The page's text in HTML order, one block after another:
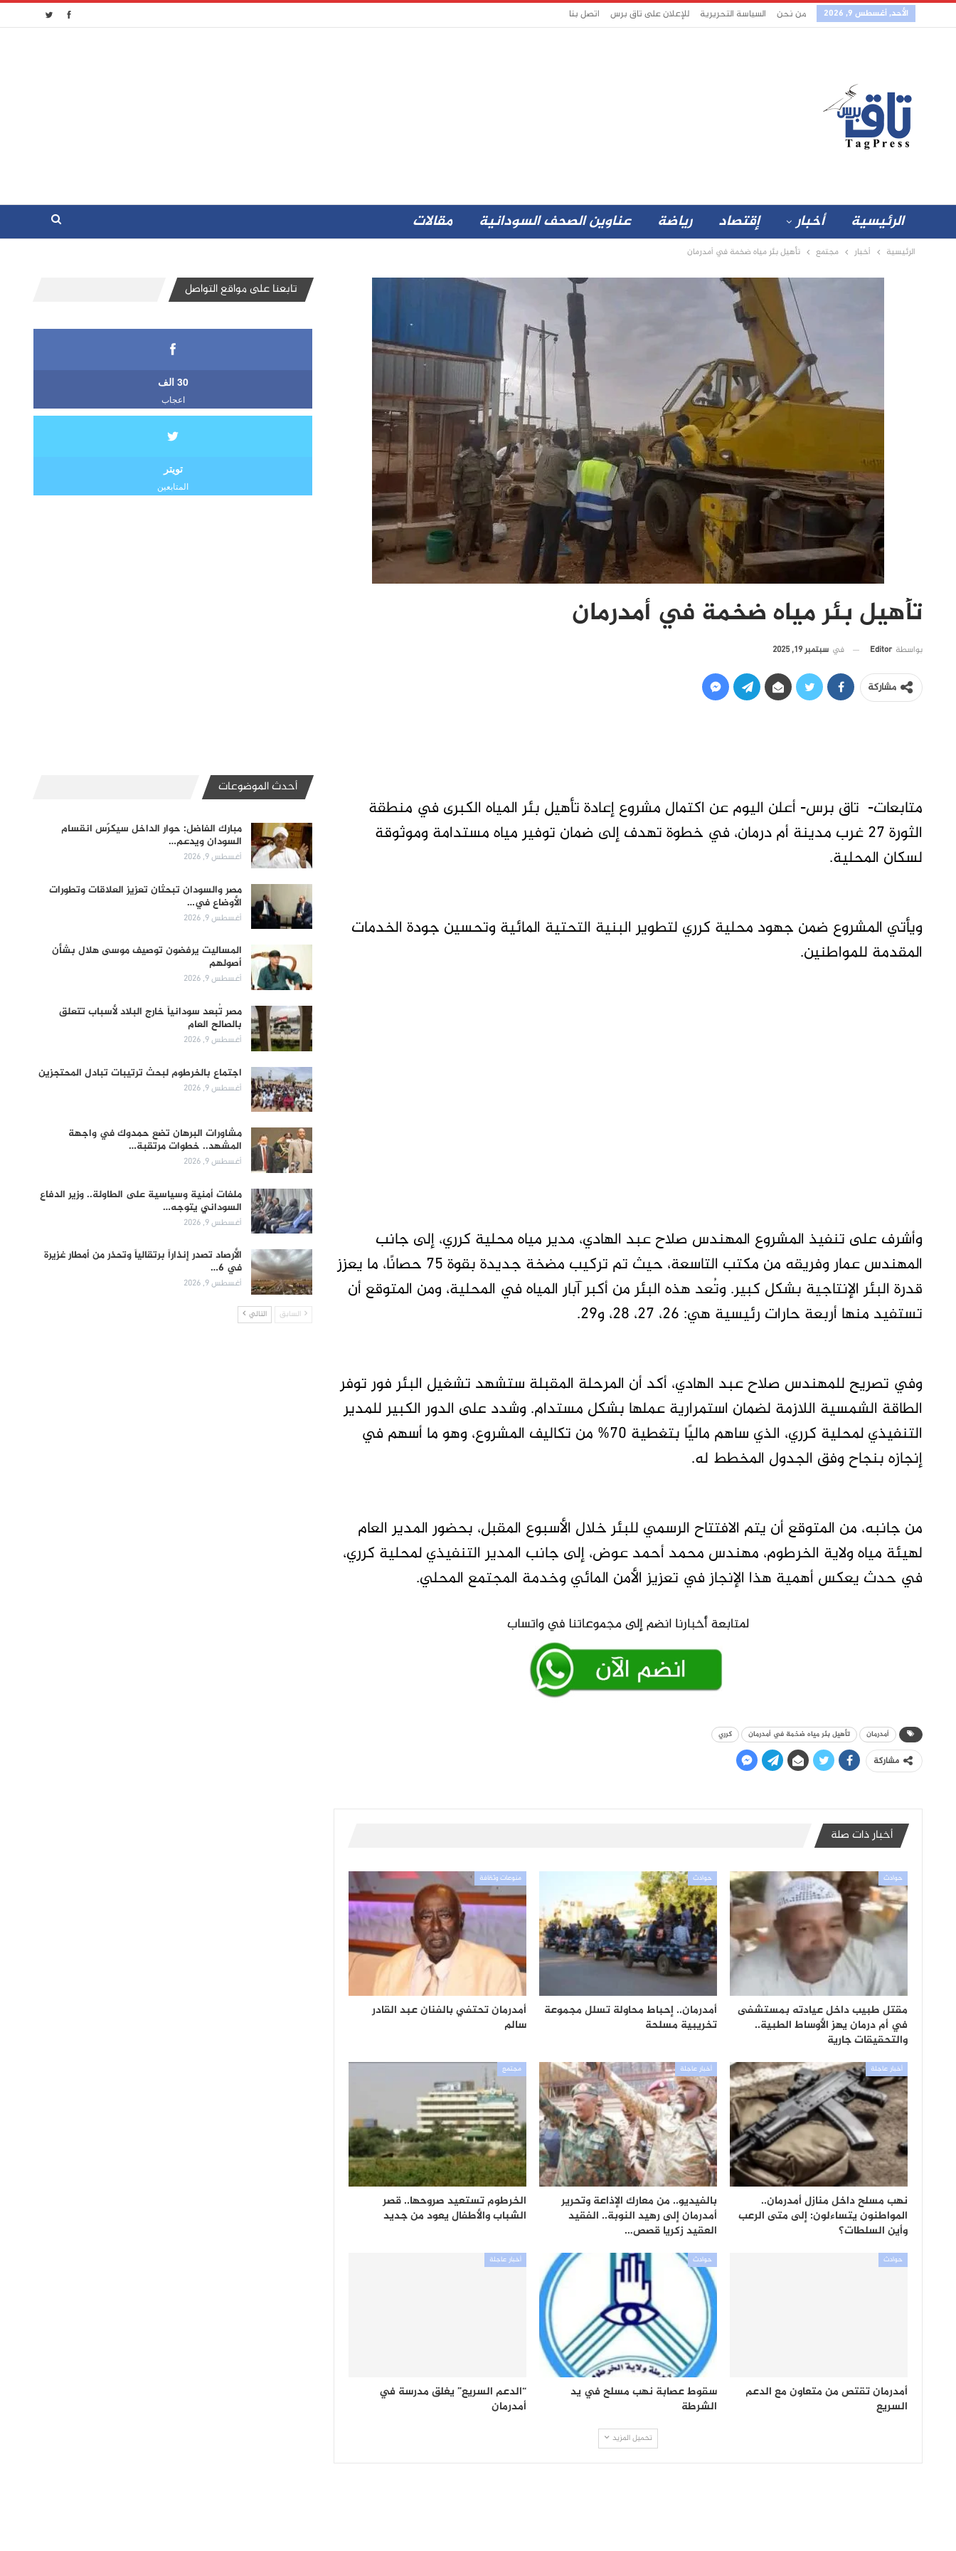
الأحد, أغسطس 9, 2026 من نحن السياسة التحريرية للإعلان على تاق برس اتصل بنا
الرئيسية أخبار إقتصاد رياضة عناوين الصحف السودانية مقالات
الرئيسية أخبار مجتمع تأهيل بئر مياه ضخمة في أمدرمان
تأهيل بئر مياه ضخمة في أمدرمان
بواسطة Editor في سبتمبر 19, 2025
مشاركة
متابعات- تاق برس- أعلن اليوم عن اكتمال مشروع إعادة تأهيل بئر المياه الكبرى في منطقة
الثورة 27 غرب مدينة أم درمان، في خطوة تهدف إلى ضمان توفير مياه مستدامة وموثوقة
لسكان المحلية.
ويأتي المشروع ضمن جهود محلية كرري لتطوير البنية التحتية المائية وتحسين جودة الخدمات
المقدمة للمواطنين.
وأشرف على تنفيذ المشروع المهندس صلاح عبد الهادي، مدير مياه محلية كرري، إلى جانب
المهندس عمار وفريقه من مكتب التاسعة، حيث تم تركيب مضخة جديدة بقوة 75 حصانًا، ما يعزز
قدرة البئر الإنتاجية بشكل كبير. وتُعد هذه البئر من أكبر آبار المياه في المحلية، ومن المتوقع أن
تستفيد منها أربعة حارات رئيسية هي: 26، 27، 28، و29.
وفي تصريح للمهندس صلاح عبد الهادي، أكد أن المرحلة المقبلة ستشهد تشغيل البئر فور توفر
الطاقة الشمسية اللازمة لضمان استمرارية عملها بشكل مستدام. وشدد على الدور الكبير للمدير
التنفيذي لمحلية كرري، الذي ساهم ماليًا بتغطية 70% من تكاليف المشروع، وهو ما أسهم في
إنجازه بنجاح وفق الجدول المخطط له.
من جانبه، من المتوقع أن يتم الافتتاح الرسمي للبئر خلال الأسبوع المقبل، بحضور المدير العام
لهيئة مياه ولاية الخرطوم، مهندس محمد أحمد عوض، إلى جانب المدير التنفيذي لمحلية كرري،
في حدث يعكس أهمية هذا الإنجاز في تعزيز الأمن المائي وخدمة المجتمع المحلي.
أمدرمان تأهيل بئر مياه ضخمة في أمدرمان كرري
مشاركة
أخبار ذات صلة
حوادث
مقتل طبيب داخل عيادته بمستشفى
في أم درمان يهز الأوساط الطبية..
والتحقيقات جارية
حوادث
أمدرمان.. إحباط محاولة تسلل مجموعة
تخريبية مسلحة
منوعات وثقافة
أمدرمان تحتفي بالفنان عبد القادر
سالم
أخبار عاجلة
نهب مسلح داخل منازل أمدرمان..
المواطنون يتساءلون: إلى متى الرعب
وأين السلطات؟
أخبار عاجلة
بالفيديو.. من معارك الإذاعة وتحرير
أمدرمان إلى رهيد النوبة.. الفقيد
العقيد زكريا قصص…
مجتمع
الخرطوم تستعيد صروحها.. قصر
الشباب والأطفال يعود من جديد
حوادث
أمدرمان تقتص من متعاون مع الدعم
السريع
حوادث
سقوط عصابة نهب مسلح في يد
الشرطة
أخبار عاجلة
“الدعم السريع” يغلق مدرسة في
أمدرمان
تحميل المزيد
تابعنا على مواقع التواصل
30 الف
اعجاب
تويتر
المتابعين
أحدث الموضوعات
مبارك الفاضل: حوار الداخل سيكرّس انقسام
السودان ويدعم…
أغسطس 9, 2026
مصر والسودان تبحثان تعزيز العلاقات وتطورات
الأوضاع في…
أغسطس 9, 2026
المساليت يرفضون توصيف موسى هلال بشأن
أصولهم
أغسطس 9, 2026
مصر تُبعد سودانياً خارج البلاد لأسباب تتعلق
بالصالح العام
أغسطس 9, 2026
اجتماع بالخرطوم لبحث ترتيبات تبادل المحتجزين
أغسطس 9, 2026
مشاورات البرهان تضع حمدوك في واجهة
المشهد.. خطوات مرتقبة…
أغسطس 9, 2026
ملفات أمنية وسياسية على الطاولة.. وزير الدفاع
السوداني يتوجه…
أغسطس 9, 2026
الأرصاد تصدر إنذاراً برتقالياً وتحذر من أمطار غزيرة
في 6…
أغسطس 9, 2026
السابق التالي